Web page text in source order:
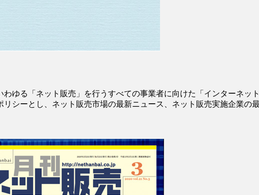
ゆる「ネット販売」を行うすべての事業者に向けた「インターネッ
シーとし、ネット販売市場の最新ニュース、ネット販売実施企業の